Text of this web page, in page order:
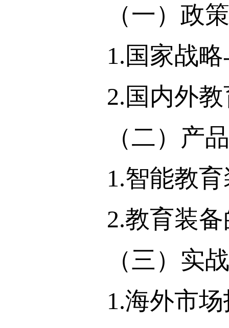
（一）政策
1.国家战略
2.国内外教
（二）产品
1.智能教育
2.教育装备
（三）实战
1.海外市场